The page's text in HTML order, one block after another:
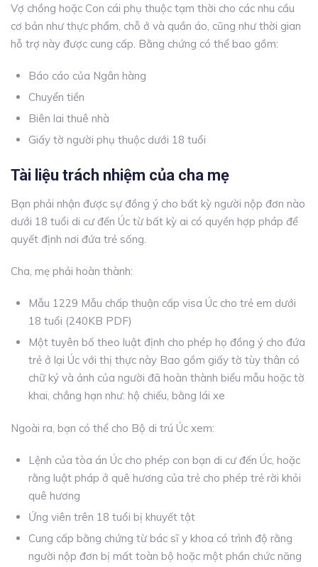
Vợ chồng hoặc Con cái phụ thuộc tạm thời cho các nhu cầu
cơ bản như thực phẩm, chỗ ở và quần áo, cũng như thời gian
hỗ trợ này được cung cấp. Bằng chứng có thể bao gồm:
Báo cáo của Ngân hàng
Chuyển tiền
Biên lai thuê nhà
Giấy tờ người phụ thuộc dưới 18 tuổi
Tài liệu trách nhiệm của cha mẹ
Bạn phải nhận được sự đồng ý cho bất kỳ người nộp đơn nào
dưới 18 tuổi di cư đến Úc từ bất kỳ ai có quyền hợp pháp để
quyết định nơi đứa trẻ sống.
Cha, mẹ phải hoàn thành:
Mẫu 1229 Mẫu chấp thuận cấp visa Úc cho trẻ em dưới
18 tuổi (240KB PDF)
Một tuyên bố theo luật định cho phép họ đồng ý cho đứa
trẻ ở lại Úc với thị thực này Bao gồm giấy tờ tùy thân có
chữ ký và ảnh của người đã hoàn thành biểu mẫu hoặc tờ
khai, chẳng hạn như: hộ chiếu, bằng lái xe
Ngoài ra, bạn có thể cho Bộ di trú Úc xem:
Lệnh của tòa án Úc cho phép con bạn di cư đến Úc, hoặc
rằng luật pháp ở quê hương của trẻ cho phép trẻ rời khỏi
quê hương
Ứng viên trên 18 tuổi bị khuyết tật
Cung cấp bằng chứng từ bác sĩ y khoa có trình độ rằng
người nộp đơn bị mất toàn bộ hoặc một phần chức năng